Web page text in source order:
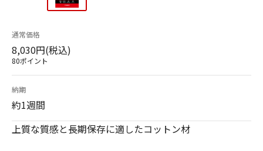
通常価格
8,030円(税込)
80ポイント
納期
約1週間
上質な質感と長期保存に適したコットン材